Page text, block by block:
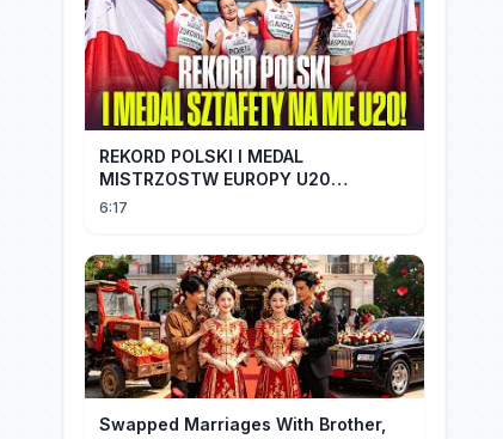
REKORD POLSKI I MEDAL
MISTRZOSTW EUROPY U20
SZTAFETY 4 X 100 METRÓW KOBIET
6:17
Swapped Marriages With Brother,